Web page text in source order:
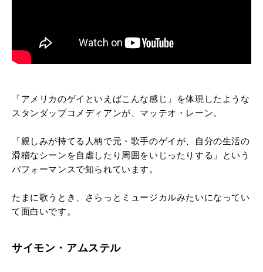
「アメリカのゲイといえばこんな感じ」を体現したような
スタンダップコメディアンが、マッテオ・レーン。
「親しみが持てる人柄で元・歌手のゲイが、自分の生活の
滑稽なシーンを自虐したり周囲をいじったりする」という
パフォーマンスで知られています。
たまに歌うとき、さらっとミュージカルみたいになってい
て面白いです。
サイモン・アムステル